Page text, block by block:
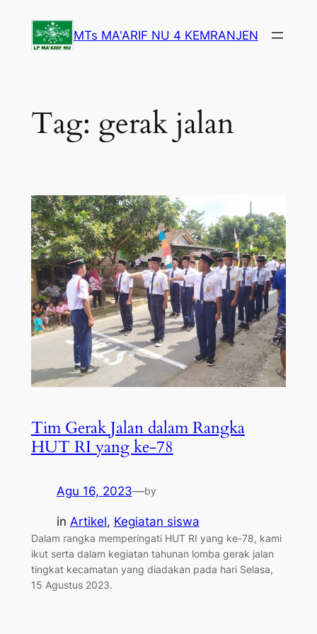
konten
MTs MA'ARIF NU 4 KEMRANJEN
Tag: gerak jalan
Tim Gerak Jalan dalam Rangka
HUT RI yang ke-78
Agu 16, 2023—by
in Artikel, Kegiatan siswa
Dalam rangka memperingati HUT RI yang ke-78, kami
ikut serta dalam kegiatan tahunan lomba gerak jalan
tingkat kecamatan yang diadakan pada hari Selasa,
15 Agustus 2023.